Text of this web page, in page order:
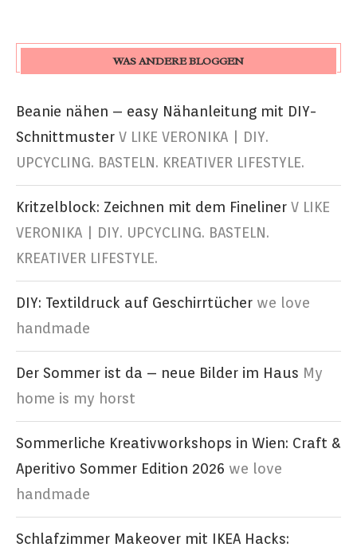
WAS ANDERE BLOGGEN
Beanie nähen – easy Nähanleitung mit DIY-
Schnittmuster V LIKE VERONIKA | DIY.
UPCYCLING. BASTELN. KREATIVER LIFESTYLE.
Kritzelblock: Zeichnen mit dem Fineliner V LIKE
VERONIKA | DIY. UPCYCLING. BASTELN.
KREATIVER LIFESTYLE.
DIY: Textildruck auf Geschirrtücher we love
handmade
Der Sommer ist da – neue Bilder im Haus My
home is my horst
Sommerliche Kreativworkshops in Wien: Craft &
Aperitivo Sommer Edition 2026 we love
handmade
Schlafzimmer Makeover mit IKEA Hacks: